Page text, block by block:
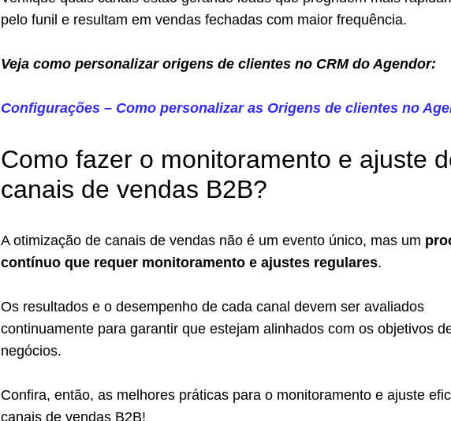
pelo funil e resultam em vendas fechadas com maior frequência.
Veja como personalizar origens de clientes no CRM do Agendor:
Configurações – Como personalizar as Origens de clientes no
Como fazer o monitoramento e ajuste
canais de vendas B2B?
A otimização de canais de vendas não é um evento único, mas um
contínuo que requer monitoramento e ajustes regulares.
Os resultados e o desempenho de cada canal devem ser avaliados
continuamente para garantir que estejam alinhados com os objetivos
negócios.
Confira, então, as melhores práticas para o monitoramento e ajuste
canais de vendas B2B!